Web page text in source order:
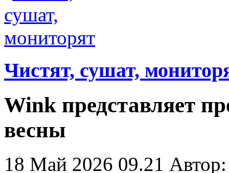
Чистят, сушат,
Wink представляет
весны
18 Май 2026 09.21